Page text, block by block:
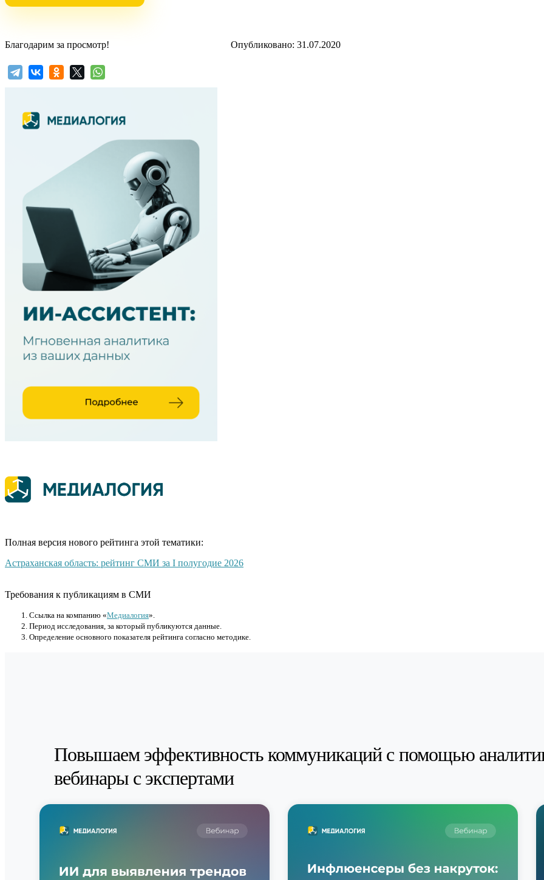
Благодарим за просмотр! Опубликовано: 31.07.2020
Полная версия нового рейтинга этой тематики:
Астраханская область: рейтинг СМИ за I полугодие 2026
Требования к публикациям в СМИ
Cсылка на компанию «Медиалогия».
Период исследования, за который публикуются данные.
Определение основного показателя рейтинга согласно методике.
Повышаем эффективность коммуникаций с помощью
вебинары с экспертами